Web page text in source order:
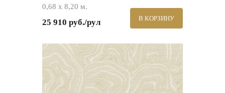
0,68 х 8,20 м.
25 910 руб./рул В КОРЗИНУ